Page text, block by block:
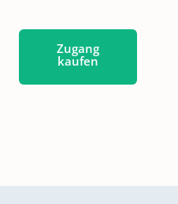
Zugang
kaufen